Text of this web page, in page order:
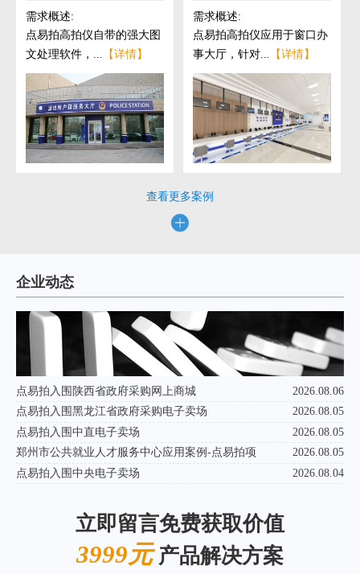
需求概述:
点易拍高拍仪自带的强大图
文处理软件，... 【详情】
需求概述:
点易拍高拍仪应用于窗口办
事大厅，针对... 【详情】
查看更多案例
企业动态
点易拍入围陕西省政府采购网上商城
2026.08.06
点易拍入围黑龙江省政府采购电子卖场
2026.08.05
点易拍入围中直电子卖场
2026.08.05
郑州市公共就业人才服务中心应用案例-点易拍项
2026.08.05
点易拍入围中央电子卖场
2026.08.04
立即留言免费获取价值
3999元产品解决方案